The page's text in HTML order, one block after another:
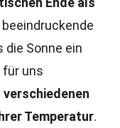
die Sonne ein
für uns
verschiedenen
Temperatur.